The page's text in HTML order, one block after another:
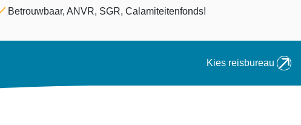
gaan
Betrouwbaar, ANVR, SGR, Calamiteitenfonds!
Kies reisbureau